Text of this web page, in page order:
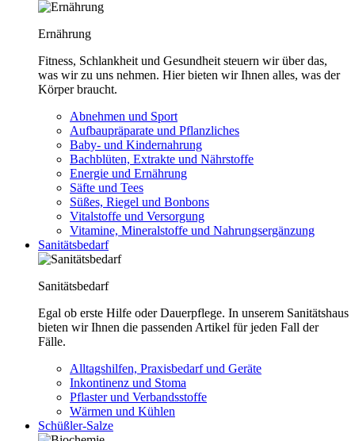
Ernährung
Fitness, Schlankheit und Gesundheit steuern wir über das,
was wir zu uns nehmen. Hier bieten wir Ihnen alles, was der
Körper braucht.
Abnehmen und Sport
Aufbaupräparate und Pflanzliches
Baby- und Kindernahrung
Bachblüten, Extrakte und Nährstoffe
Energie und Ernährung
Säfte und Tees
Süßes, Riegel und Bonbons
Vitalstoffe und Versorgung
Vitamine, Mineralstoffe und Nahrungsergänzung
Sanitätsbedarf
Sanitätsbedarf
Egal ob erste Hilfe oder Dauerpflege. In unserem Sanitätshaus
bieten wir Ihnen die passenden Artikel für jeden Fall der
Fälle.
Alltagshilfen, Praxisbedarf und Geräte
Inkontinenz und Stoma
Pflaster und Verbandsstoffe
Wärmen und Kühlen
Schüßler-Salze